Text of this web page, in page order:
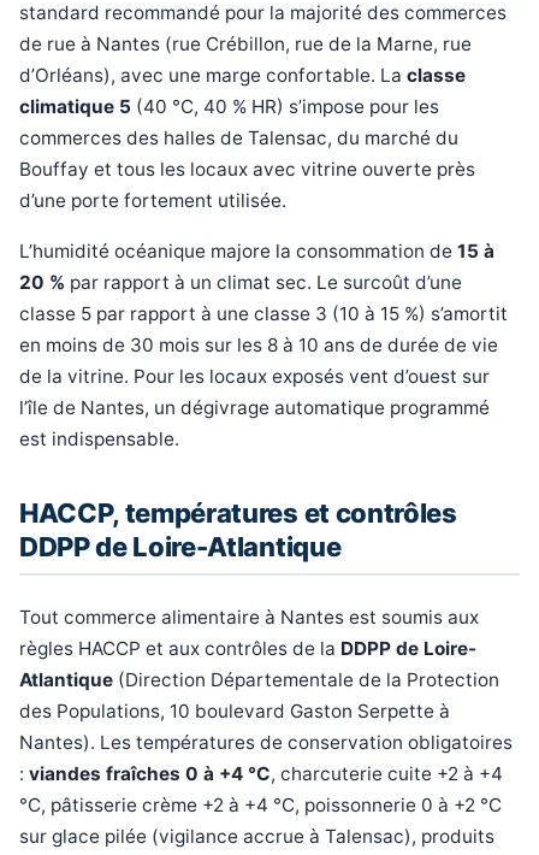
standard recommandé pour la majorité des commerces
de rue à Nantes (rue Crébillon, rue de la Marne, rue
d’Orléans), avec une marge confortable. La classe
climatique 5 (40 °C, 40 % HR) s’impose pour les
commerces des halles de Talensac, du marché du
Bouffay et tous les locaux avec vitrine ouverte près
d’une porte fortement utilisée.
L’humidité océanique majore la consommation de 15 à
20 % par rapport à un climat sec. Le surcoût d’une
classe 5 par rapport à une classe 3 (10 à 15 %) s’amortit
en moins de 30 mois sur les 8 à 10 ans de durée de vie
de la vitrine. Pour les locaux exposés vent d’ouest sur
l’île de Nantes, un dégivrage automatique programmé
est indispensable.
HACCP, températures et contrôles
DDPP de Loire-Atlantique
Tout commerce alimentaire à Nantes est soumis aux
règles HACCP et aux contrôles de la DDPP de Loire-
Atlantique (Direction Départementale de la Protection
des Populations, 10 boulevard Gaston Serpette à
Nantes). Les températures de conservation obligatoires
: viandes fraîches 0 à +4 °C, charcuterie cuite +2 à +4
°C, pâtisserie crème +2 à +4 °C, poissonnerie 0 à +2 °C
sur glace pilée (vigilance accrue à Talensac), produits